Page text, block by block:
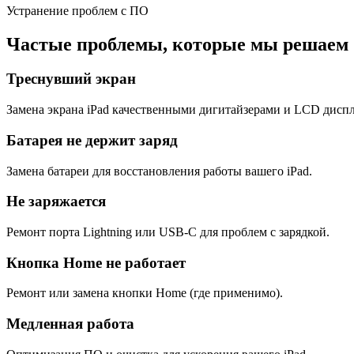
Устранение проблем с ПО
Частые проблемы, которые мы решаем
Треснувший экран
Замена экрана iPad качественными дигитайзерами и LCD
Батарея не держит заряд
Замена батареи для восстановления работы вашего iPad.
Не заряжается
Ремонт порта Lightning или USB-C для проблем с зарядкой.
Кнопка Home не работает
Ремонт или замена кнопки Home (где применимо).
Медленная работа